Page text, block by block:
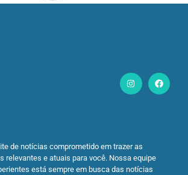
de notícias comprometido em trazer as
relevantes e atuais para você. Nossa equipe
está sempre em busca das notícias